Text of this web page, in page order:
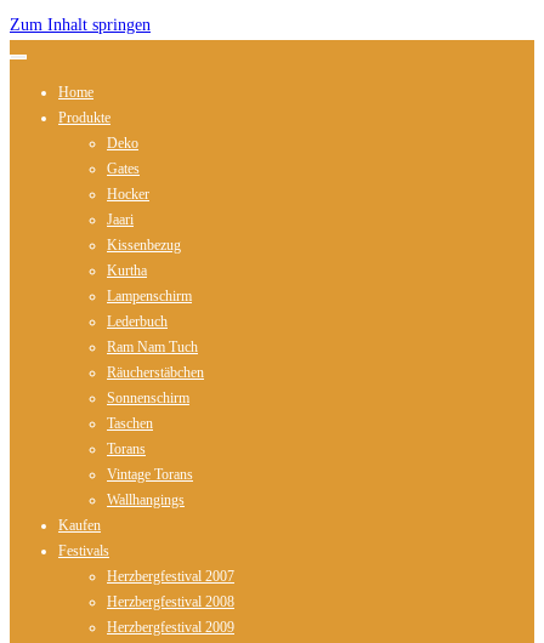
Zum Inhalt springen
Home
Produkte
Deko
Gates
Hocker
Jaari
Kissenbezug
Kurtha
Lampenschirm
Lederbuch
Ram Nam Tuch
Räucherstäbchen
Sonnenschirm
Taschen
Torans
Vintage Torans
Wallhangings
Kaufen
Festivals
Herzbergfestival 2007
Herzbergfestival 2008
Herzbergfestival 2009